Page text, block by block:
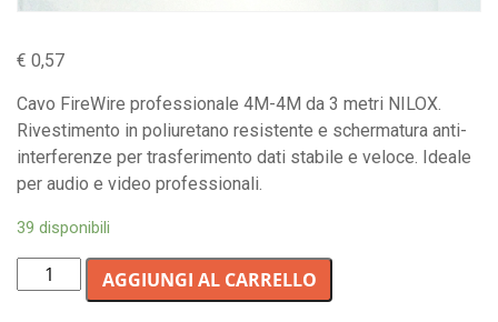
€ 0,57
Cavo FireWire professionale 4M-4M da 3 metri NILOX.
Rivestimento in poliuretano resistente e schermatura anti-
interferenze per trasferimento dati stabile e veloce. Ideale
per audio e video professionali.
39 disponibili
Cavo
di
AGGIUNGI AL CARRELLO